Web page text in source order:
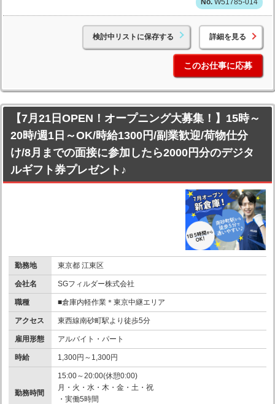
W51785-014
検討中リストに保存する 詳細を見る
このお仕事に応募
【7月21日OPEN！オープニング大募集！】15時～
20時/週1日～OK/時給1300円/副業歓迎/荷物仕分
け/8月までの面接に参加したら2000円分のデジタ
ルギフト券プレゼント♪
勤務地 東京都 江東区
会社名 SGフィルダー株式会社
職種 ■倉庫内軽作業＊東京中継エリア
アクセス 東西線南砂町駅より徒歩5分
雇用形態 アルバイト・パート
時給 1,300円～1,300円
勤務時間
15:00～20:00(休憩0:00)
月・火・水・木・金・土・祝
・実働5時間